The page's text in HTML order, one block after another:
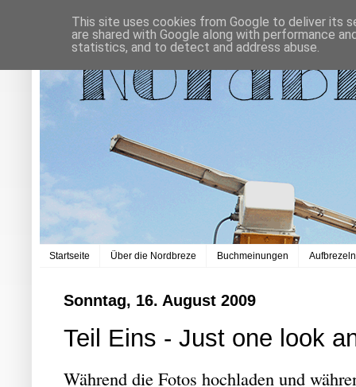
Startseite Über die Nordbreze Buchmeinungen
Sonntag, 16. August 2009
Teil Eins - Just one look
Während die Fotos hochladen und
This site uses cookies from Google to deliver its
are shared with Google along with performance
statistics, and to detect and address abuse.